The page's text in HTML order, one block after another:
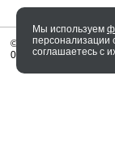
Мы используем
персонализации
соглашаетесь с
© 2005—2026
0.08 сек.